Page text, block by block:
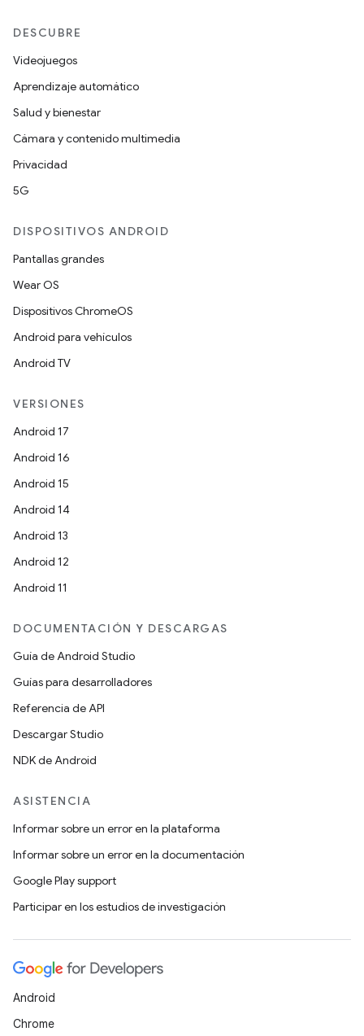
DESCUBRE
Videojuegos
Aprendizaje automático
Salud y bienestar
Cámara y contenido multimedia
Privacidad
5G
DISPOSITIVOS ANDROID
Pantallas grandes
Wear OS
Dispositivos ChromeOS
Android para vehículos
Android TV
VERSIONES
Android 17
Android 16
Android 15
Android 14
Android 13
Android 12
Android 11
DOCUMENTACIÓN Y DESCARGAS
Guía de Android Studio
Guías para desarrolladores
Referencia de API
Descargar Studio
NDK de Android
ASISTENCIA
Informar sobre un error en la plataforma
Informar sobre un error en la documentación
Google Play support
Participar en los estudios de investigación
Android
Chrome